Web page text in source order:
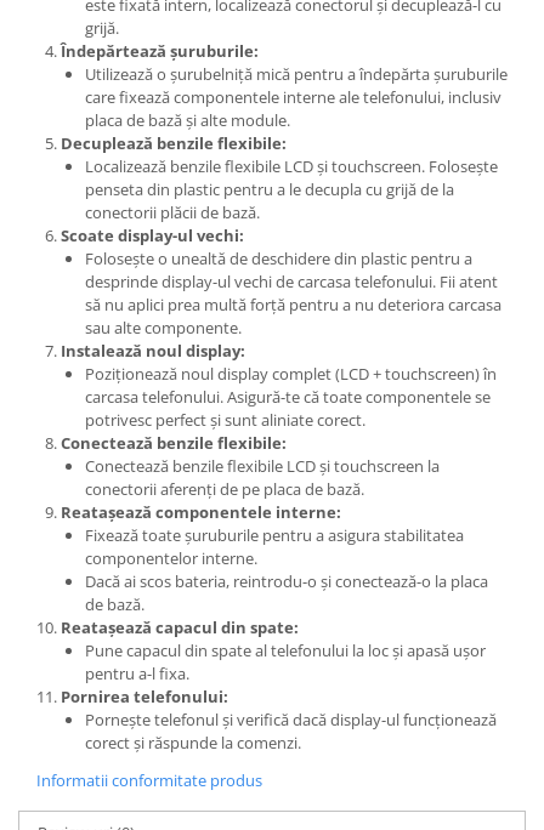
Motorola
Oppo
Samsung
Vodafone
Mufa incarcare
Asus
Lenovo
Nokia
Samsung
Placi de baza
Placa de baza Allview
Alcatel
Asus
LG
Nokia
este fixată intern, localizează conectorul și decuplează-l cu
grijă.
Îndepărtează șuruburile:
Utilizează o șurubelniță mică pentru a îndepărta șuruburile
care fixează componentele interne ale telefonului, inclusiv
placa de bază și alte module.
Decuplează benzile flexibile:
Localizează benzile flexibile LCD și touchscreen. Folosește
penseta din plastic pentru a le decupla cu grijă de la
conectorii plăcii de bază.
Scoate display-ul vechi:
Folosește o unealtă de deschidere din plastic pentru a
desprinde display-ul vechi de carcasa telefonului. Fii atent
să nu aplici prea multă forță pentru a nu deteriora carcasa
sau alte componente.
Instalează noul display:
Poziționează noul display complet (LCD + touchscreen) în
carcasa telefonului. Asigură-te că toate componentele se
potrivesc perfect și sunt aliniate corect.
Conectează benzile flexibile:
Conectează benzile flexibile LCD și touchscreen la
conectorii aferenți de pe placa de bază.
Reatașează componentele interne:
Fixează toate șuruburile pentru a asigura stabilitatea
componentelor interne.
Dacă ai scos bateria, reintrodu-o și conectează-o la placa
de bază.
Reatașează capacul din spate:
Pune capacul din spate al telefonului la loc și apasă ușor
pentru a-l fixa.
Pornirea telefonului:
Pornește telefonul și verifică dacă display-ul funcționează
corect și răspunde la comenzi.
Informatii conformitate produs